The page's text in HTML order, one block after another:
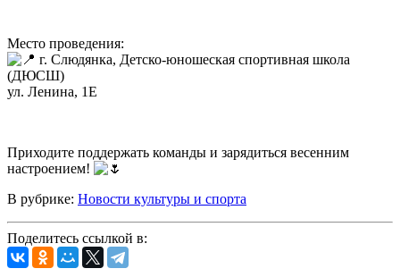
Место проведения:
г. Слюдянка, Детско-юношеская спортивная школа
(ДЮСШ)
ул. Ленина, 1Е
Приходите поддержать команды и зарядиться весенним
настроением!
В рубрике: Новости культуры и спорта
Поделитесь ссылкой в: